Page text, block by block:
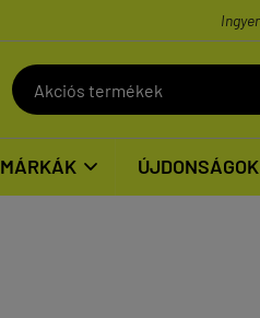
MÁRKÁK  ÚJDONSÁGOK